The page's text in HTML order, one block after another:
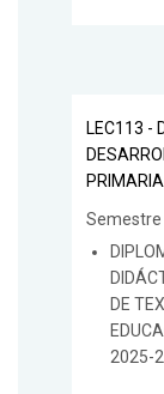
LEC113 -
PRIMARIA
Semestre
DE
2025-2